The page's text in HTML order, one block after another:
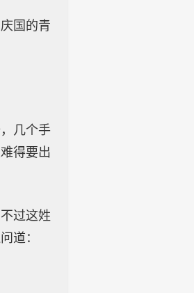
国的青
几个手
得要出
过这姓
道：